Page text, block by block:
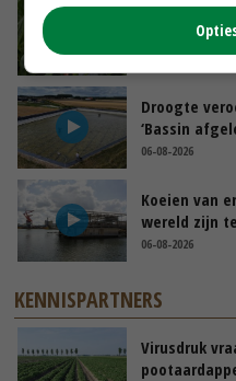
Limburgse
GISTEREN, 10:00
Droogte
‘Bassin
06-08-2026
Koeien van
wereld zijn
06-08-2026
KENNISPARTNERS
Virusdruk